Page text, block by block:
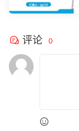
评论 0